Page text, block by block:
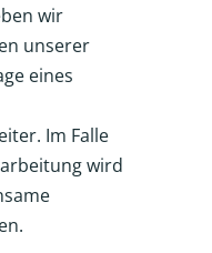
wir
unserer
eines
Im Falle
wird